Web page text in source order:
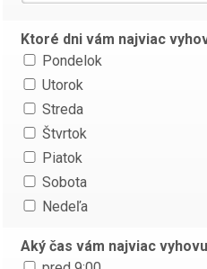
Ktoré dni vám najviac
Pondelok
Utorok
Streda
Štvrtok
Piatok
Sobota
Nedeľa
Aký čas vám najviac